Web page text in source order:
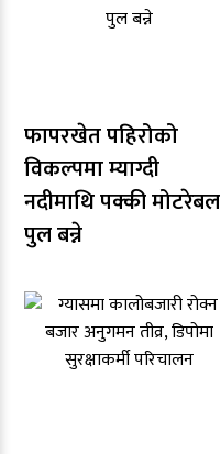
फापरखेत पहिरोको
विकल्पमा म्याग्दी
नदीमाथि पक्की मोटरेबल
पुल बन्ने